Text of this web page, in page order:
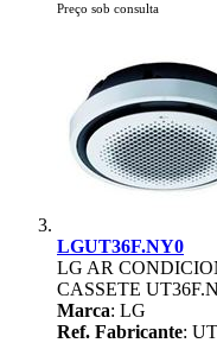
Preço sob consulta
LGUT36F.NY0
LG AR
CASSETE
Marca: LG
Ref. Fabricante: